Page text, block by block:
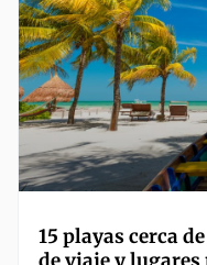
15 playas cerca